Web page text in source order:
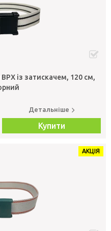
із затискачем, 120 см,
Детальніше
Купити
АКЦІЯ